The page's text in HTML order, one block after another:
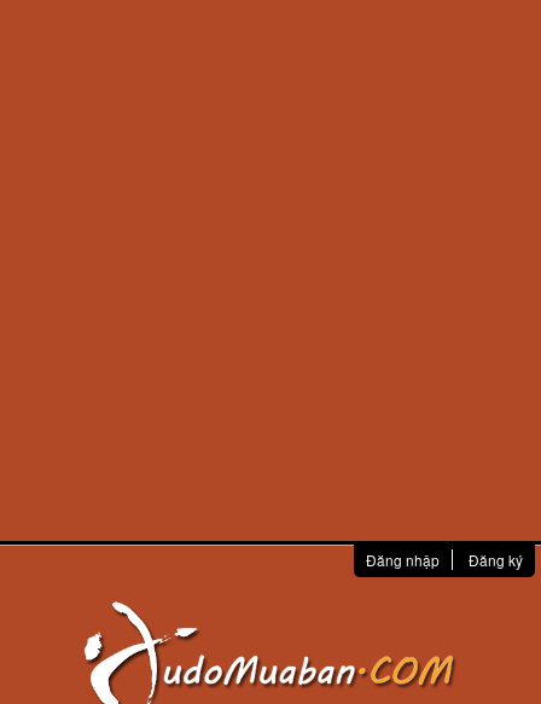
Đăng nhập Đăng ký